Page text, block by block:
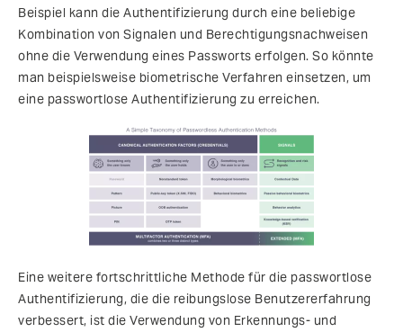
Beispiel kann die Authentifizierung durch eine beliebige
Kombination von Signalen und Berechtigungsnachweisen
ohne die Verwendung eines Passworts erfolgen. So könnte
man beispielsweise biometrische Verfahren einsetzen, um
eine passwortlose Authentifizierung zu erreichen.
Eine weitere fortschrittliche Methode für die passwortlose
Authentifizierung, die die reibungslose Benutzererfahrung
verbessert, ist die Verwendung von Erkennungs- und